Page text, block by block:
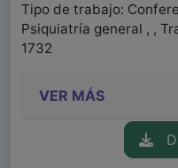
Tipo de trabajo:
Psiquiatría general , ,
1732
VER MÁS